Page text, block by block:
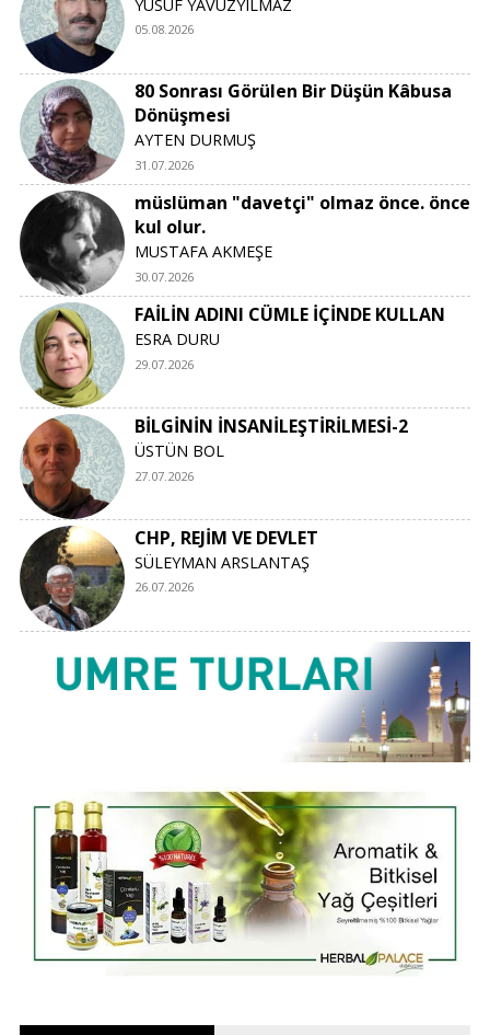
YUSUF YAVUZYILMAZ
05.08.2026
80 Sonrası Görülen Bir Düşün Kâbusa
Dönüşmesi
AYTEN DURMUŞ
31.07.2026
müslüman "davetçi" olmaz önce. önce
kul olur.
MUSTAFA AKMEŞE
30.07.2026
FAİLİN ADINI CÜMLE İÇİNDE KULLAN
ESRA DURU
29.07.2026
BİLGİNİN İNSANİLEŞTİRİLMESİ-2
ÜSTÜN BOL
27.07.2026
CHP, REJİM VE DEVLET
SÜLEYMAN ARSLANTAŞ
26.07.2026